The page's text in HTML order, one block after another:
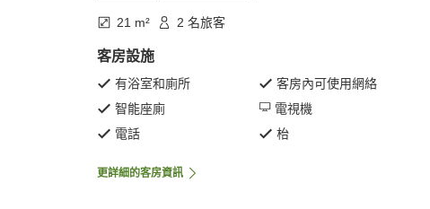
21 m² 2 名旅客
客房設施
有浴室和廁所
客房內可使用網絡
智能座廁
電視機
電話
枱
更詳細的客房資訊